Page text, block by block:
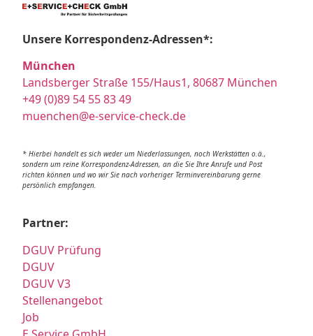
Unsere Korrespondenz-Adressen*:
München
Landsberger Straße 155/Haus1, 80687 München
+49 (0)89 54 55 83 49
muenchen@e-service-check.de
* Hierbei handelt es sich weder um Niederlassungen, noch Werkstätten o.ä.,
sondern um reine Korrespondenz-Adressen, an die Sie Ihre Anrufe und Post
richten können und wo wir Sie nach vorheriger Terminvereinbarung gerne
persönlich empfangen.
Partner:
DGUV Prüfung
DGUV
DGUV V3
Stellenangebot
Job